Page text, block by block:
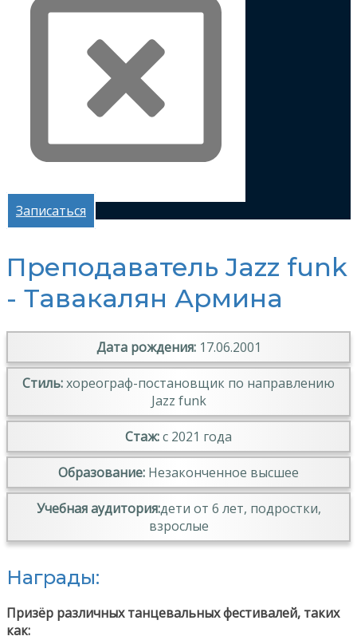
Записаться
Преподаватель Jazz funk
- Тавакалян Армина
Дата рождения:17.06.2001
Стиль:хореограф-постановщик по направлению
Jazz funk
Стаж:c 2021 года
Образование: Незаконченное высшее
Учебная аудитория:дети от 6 лет, подростки,
взрослые
Награды:
Призёр различных танцевальных фестивалей, таких
как: